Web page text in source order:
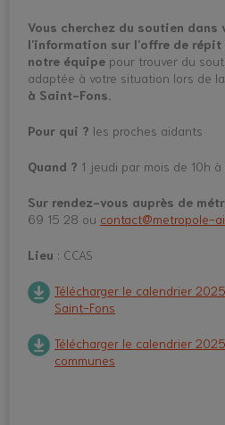
Vous cherchez du soutien
l’information sur l’offre de répit
notre équipe pour trouver du
adaptée à votre situation lors de la
à Saint-Fons.
Pour qui ? les proches aidants
Quand ? 1 jeudi par mois de 10h à
Sur rendez-vous auprès de
69 15 28 ou contact@metropole-
Lieu : CCAS
Télécharger le calendrier
Saint-Fons
Télécharger le calendrier
communes